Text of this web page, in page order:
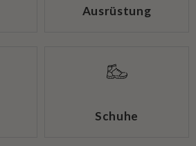
Ausrüstung
Schuhe